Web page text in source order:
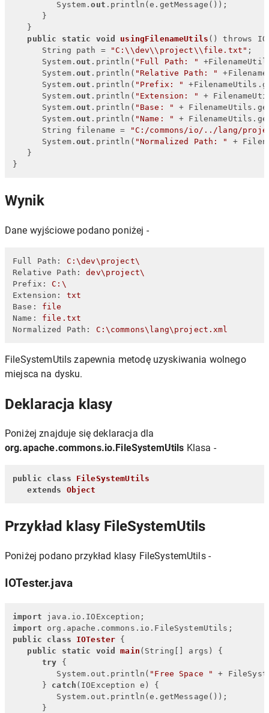
         System.
out .println(e.getMessage());
      }
   }
public
static void usingFilenameUtils () throws
      String path =
"C:\\dev\\project\\file.txt" ;
      System.
out .println( "Full Path: "
      System.
out .println( "Relative Path: "
      System.
out .println( "Prefix: "
      System.
out .println( "Extension: "
+
      System.
out .println( "Base: "
+
      System.
out .println( "Name: "
+
      String filename =
"C:/commons/io/../lang/
      System.
out .println( "Normalized Path: "
+
   }
}
Wynik
Dane wyjściowe podano poniżej -
Full Path:
C:\dev\project\
Relative Path:
dev\project\
Prefix:
C:\
Extension:
txt
Base:
file
Name:
file.txt
Normalized Path:
C:\commons\lang\project.xml
FileSystemUtils zapewnia metodę uzyskiwania wolnego
miejsca na dysku.
Deklaracja klasy
Poniżej znajduje się deklaracja dla
org.apache.commons.io.FileSystemUtils Klasa -
public class
FileSystemUtils
extends
Object
Przykład klasy FileSystemUtils
Poniżej podano przykład klasy FileSystemUtils -
IOTester.java
import
import
public
class IOTester {
public
static void main (String[] args)
{
try {
         System.out.println(
"Free Space "
+
      }
catch (IOException e) {
         System.out.println(e.getMessage());
      }